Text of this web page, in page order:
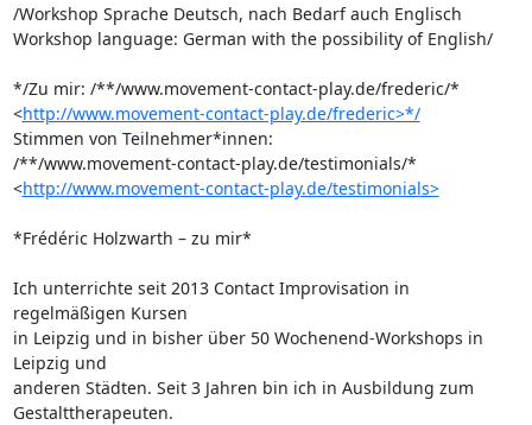
/Workshop Sprache Deutsch, nach Bedarf auch Englisch
Workshop language: German with the possibility of English/
*/Zu mir: /**/www.movement-contact-play.de/frederic/*
<http://www.movement-contact-play.de/frederic>*/
Stimmen von Teilnehmer*innen:
/**/www.movement-contact-play.de/testimonials/*
<http://www.movement-contact-play.de/testimonials>
*Frédéric Holzwarth – zu mir*
Ich unterrichte seit 2013 Contact Improvisation in
regelmäßigen Kursen
in Leipzig und in bisher über 50 Wochenend-Workshops in
Leipzig und
anderen Städten. Seit 3 Jahren bin ich in Ausbildung zum
Gestalttherapeuten.